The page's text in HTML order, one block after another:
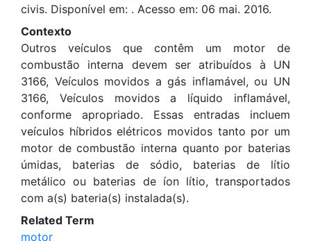
civis. Disponível em: . Acesso em: 06 mai. 2016.
Contexto
Outros veículos que contêm um motor de
combustão interna devem ser atribuídos à UN
3166, Veículos movidos a gás inflamável, ou UN
3166, Veículos movidos a líquido inflamável,
conforme apropriado. Essas entradas incluem
veículos híbridos elétricos movidos tanto por um
motor de combustão interna quanto por baterias
úmidas, baterias de sódio, baterias de lítio
metálico ou baterias de íon lítio, transportados
com a(s) bateria(s) instalada(s).
Related Term
motor